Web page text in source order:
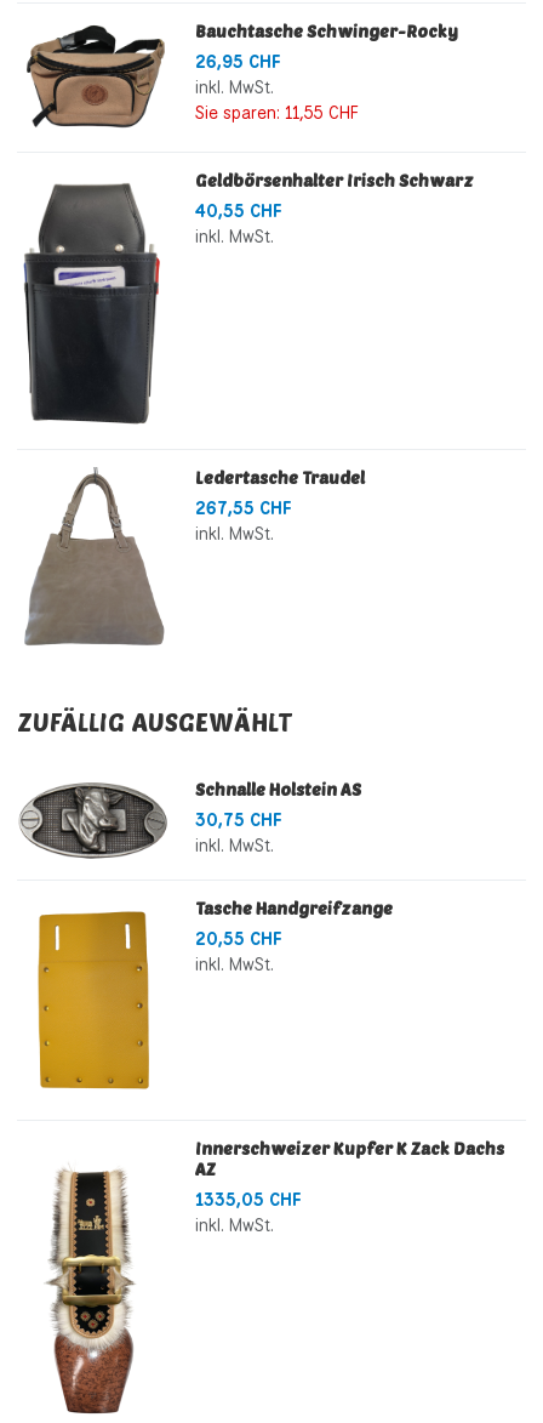
Bauchtasche Schwinger-Rocky
26,95 CHF
inkl. MwSt.
Sie sparen: 11,55 CHF
Geldbörsenhalter Irisch Schwarz
40,55 CHF
inkl. MwSt.
Ledertasche Traudel
267,55 CHF
inkl. MwSt.
ZUFÄLLIG AUSGEWÄHLT
Schnalle Holstein AS
30,75 CHF
inkl. MwSt.
Tasche Handgreifzange
20,55 CHF
inkl. MwSt.
Innerschweizer Kupfer K Zack Dachs
AZ
1335,05 CHF
inkl. MwSt.